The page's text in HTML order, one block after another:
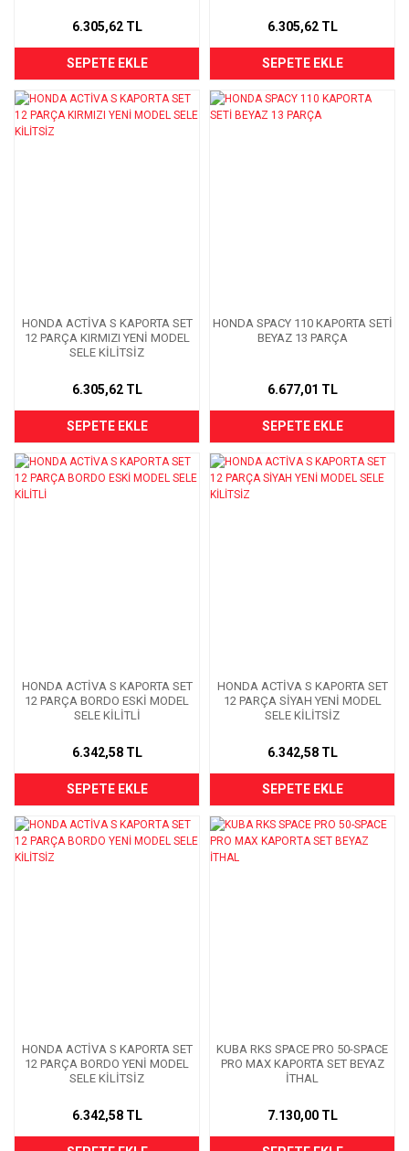
6.305,62 TL
SEPETE EKLE
6.305,62 TL
SEPETE EKLE
HONDA ACTİVA S KAPORTA SET
12 PARÇA KIRMIZI YENİ MODEL
SELE KİLİTSİZ
6.305,62 TL
SEPETE EKLE
HONDA SPACY 110 KAPORTA SETİ
BEYAZ 13 PARÇA
6.677,01 TL
SEPETE EKLE
HONDA ACTİVA S KAPORTA SET
12 PARÇA BORDO ESKİ MODEL
SELE KİLİTLİ
6.342,58 TL
SEPETE EKLE
HONDA ACTİVA S KAPORTA SET
12 PARÇA SİYAH YENİ MODEL
SELE KİLİTSİZ
6.342,58 TL
SEPETE EKLE
HONDA ACTİVA S KAPORTA SET
12 PARÇA BORDO YENİ MODEL
SELE KİLİTSİZ
6.342,58 TL
KUBA RKS SPACE PRO 50-SPACE
PRO MAX KAPORTA SET BEYAZ
İTHAL
7.130,00 TL